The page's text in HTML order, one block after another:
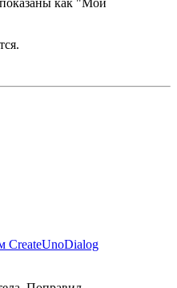
как "Мои
CreateUnoDialog